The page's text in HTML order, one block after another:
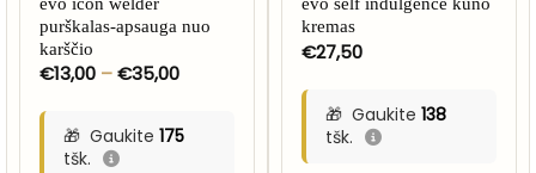
purškalas-apsauga nuo
karščio
€13,00 – €35,00Price
through
€35,00
Gaukite 175
tšk.
kremas
€27,50
Gaukite 138
tšk.